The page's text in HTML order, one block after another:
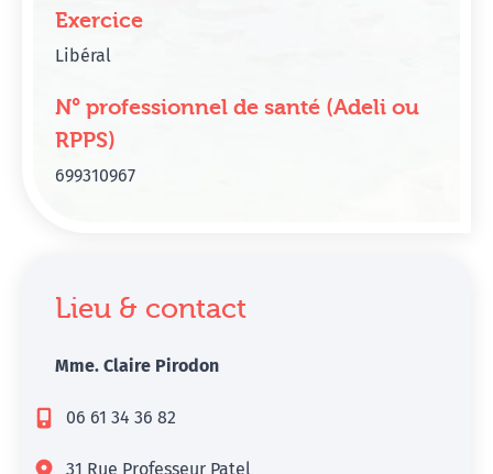
Exercice
Libéral
N° professionnel de santé (Adeli ou
RPPS)
699310967
Lieu & contact
Mme. Claire Pirodon
06 61 34 36 82
31 Rue Professeur Patel